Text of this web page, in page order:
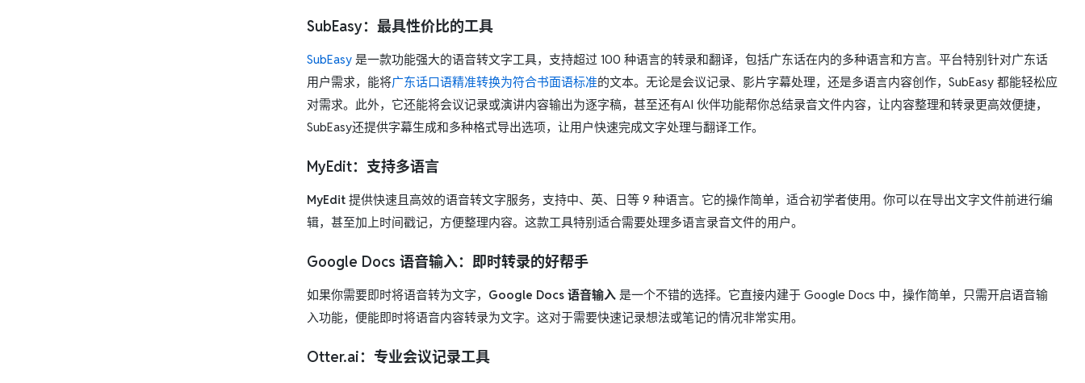
SubEasy：最具性价比的工具
SubEasy 是一款功能强大的语音转文字工具，支持超过 100 种语言的转录和翻译，包括广东话在内的多种语言和方言。平台特别针对广东话
用户需求，能将广东话口语精准转换为符合书面语标准的文本。无论是会议记录、影片字幕处理，还是多语言内容创作，SubEasy 都能轻松应
对需求。此外，它还能将会议记录或演讲内容输出为逐字稿，甚至还有AI 伙伴功能帮你总结录音文件内容，让内容整理和转录更高效便捷，
SubEasy还提供字幕生成和多种格式导出选项，让用户快速完成文字处理与翻译工作。
MyEdit：支持多语言
MyEdit 提供快速且高效的语音转文字服务，支持中、英、日等 9 种语言。它的操作简单，适合初学者使用。你可以在导出文字文件前进行编
辑，甚至加上时间戳记，方便整理内容。这款工具特别适合需要处理多语言录音文件的用户。
Google Docs 语音输入：即时转录的好帮手
如果你需要即时将语音转为文字， Google Docs 语音输入 是一个不错的选择。它直接内建于 Google Docs 中，操作简单，只需开启语音输
入功能，便能即时将语音内容转录为文字。这对于需要快速记录想法或笔记的情况非常实用。
Otter.ai：专业会议记录工具